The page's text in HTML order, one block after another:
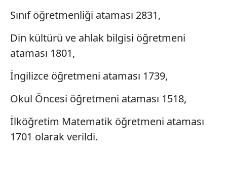
Sınıf öğretmenliği ataması 2831,
Din kültürü ve ahlak bilgisi öğretmeni
ataması 1801,
İngilizce öğretmeni ataması 1739,
Okul Öncesi öğretmeni ataması 1518,
İlköğretim Matematik öğretmeni ataması
1701 olarak verildi.